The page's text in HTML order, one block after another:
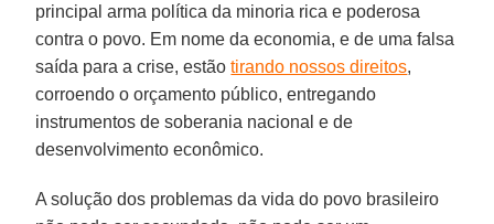
principal arma política da minoria rica e poderosa
contra o povo. Em nome da economia, e de uma falsa
saída para a crise, estãotirando nossos direitos,
corroendo o orçamento público, entregando
instrumentos de soberania nacional e de
desenvolvimento econômico.
A solução dos problemas da vida do povo brasileiro